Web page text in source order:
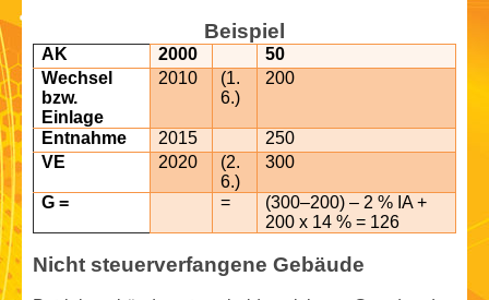
Beispiel
AK 2000
50
Wechsel
bzw.
Einlage
2010
(1.
6.)
200
Entnahme 2015
250
VE
2020
(2.
6.)
300
G = =
(300–200) – 2 % IA +
200 x 14 % = 126
Nicht steuerverfangene Gebäude